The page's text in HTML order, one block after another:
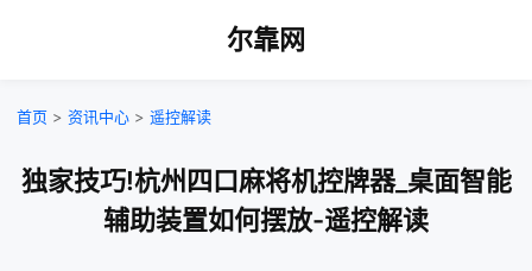
尔靠网
首页 > 资讯中心 > 遥控解读
独家技巧!杭州四口麻将机控牌器_桌面智能
辅助装置如何摆放-遥控解读